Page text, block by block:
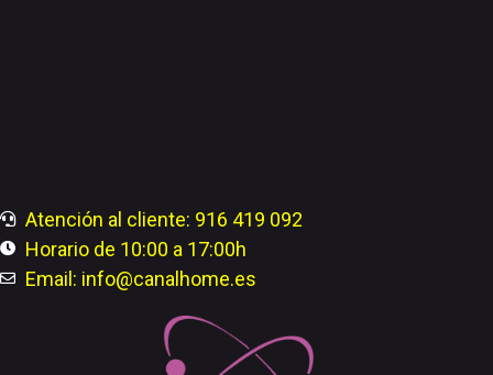
Atención al cliente: 916 419 092
Horario de 10:00 a 17:00h
Email: info@canalhome.es